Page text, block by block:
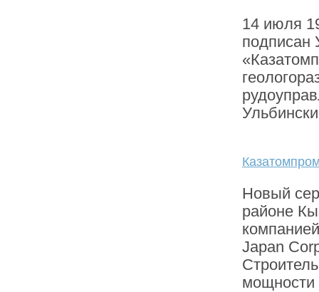
14 июля
подписан
Новый
районе
Japan
мощности